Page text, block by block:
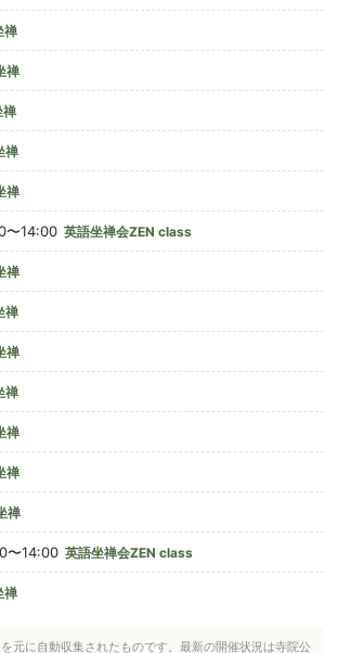
禅
禅
禅
禅
禅
〜14:00 英語坐禅会ZEN class
禅
禅
禅
禅
禅
禅
禅
〜14:00 英語坐禅会ZEN class
禅
元に自動収集されたものです。最新の開催状況は寺院公